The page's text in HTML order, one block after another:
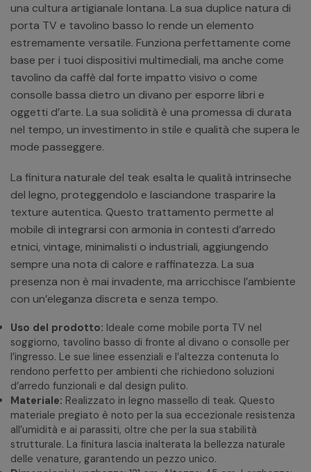
una cultura artigianale lontana. La sua duplice natura di
porta TV e tavolino basso lo rende un elemento
estremamente versatile. Funziona perfettamente come
base per i tuoi dispositivi multimediali, ma anche come
tavolino da caffè dal forte impatto visivo o come
consolle bassa dietro un divano per esporre libri e
oggetti d’arte. La sua solidità è una promessa di durata
nel tempo, un investimento in stile e qualità che supera le
mode passeggere.
La finitura naturale del teak esalta le qualità intrinseche
del legno, proteggendolo e lasciandone trasparire la
texture autentica. Questo trattamento permette al
mobile di integrarsi con armonia in contesti d’arredo
etnici, vintage, minimalisti o industriali, aggiungendo
sempre una nota di calore e raffinatezza. La sua
presenza non è mai invadente, ma arricchisce l’ambiente
con un’eleganza discreta e senza tempo.
Uso del prodotto: Ideale come mobile porta TV nel
soggiorno, tavolino basso di fronte al divano o consolle per
l’ingresso. Le sue linee essenziali e l’altezza contenuta lo
rendono perfetto per ambienti che richiedono soluzioni
d’arredo funzionali e dal design pulito.
Materiale: Realizzato in legno massello di teak. Questo
materiale pregiato è noto per la sua eccezionale resistenza
all’umidità e ai parassiti, oltre che per la sua stabilità
strutturale. La finitura lascia inalterata la bellezza naturale
delle venature, garantendo un pezzo unico.